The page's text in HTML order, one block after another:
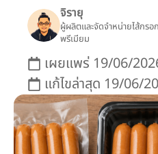
จิรายุ
ผู้ผลิตและจัดจำหน่ายไส้กร
พรีเมียม
เผยแพร่ 19/06/
แก้ไขล่าสุด 19/06/